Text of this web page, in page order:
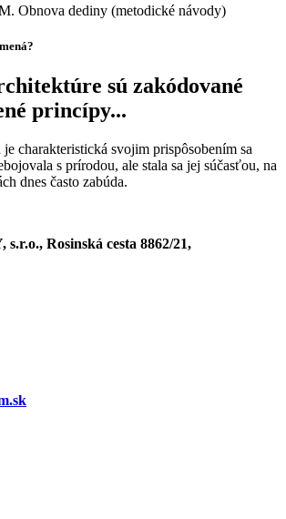
Obnova dediny (metodické návody)
sú zakódované
princípy...
charakteristická svojim prispôsobením sa
s prírodou, ale stala sa jej súčasťou, na
dnes často zabúda.
Rosinská cesta 8862/21,